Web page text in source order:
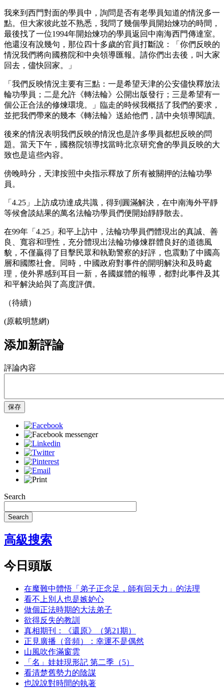
我來到西門對面的學員中，詢問是否有老學員知道的情況多一
點。但大家彼此並不熟悉，我問了幾個學員開始煉功的時間，
最後找了一位1994年開始煉功的學員返回中南海西門傳達室。
他還沒有說幾句，那位四十多歲的官員打斷說：「你們反映的
情況我們將向國務院和中央領導匯報。請你們出去後，叫大家
回去，儘快回家。」
「我們反映情況主要有三點：一是希望天津的公安儘快釋放法
輪功學員；二是允許《轉法輪》公開出版發行；三是希望有一
個公正合法的修煉環境。」臨走的時候我概括了我們的要求，
並把我們帶來的幾本《轉法輪》送給他們，請中央領導閱讀。
後來的情況表明我們反映的情況也是許多學員都想反映的問
題。當天下午，國務院領導找當時北京研究會的學員反映的大
致也是這些內容。
傍晚時分，天津按照中央指示釋放了所有被關押的法輪功學
員。
「4.25」上訪成功達成共識，得到圓滿解決，在中南海外平靜
等候會談結果的萬名法輪功學員們便開始靜靜散去。
在99年「4.25」和平上訪中，法輪功學員們體現出的真誠、善
良、寬容和理性，充分體現出法輪功修煉群體良好的道德風
貌，不僅贏得了目擊民眾和執勤警察的好評，也震動了中國高
層和國際社會。同時，中國政府對事件的開明解決和及時處
理，使外界感到耳目一新，各國媒體的報導，都對此事件及其
和平解決給與了高度評價。
（待續）
(原載明慧網)
添加新評論
評論內容
保存
Search
Search
高級搜索
今日頭版
在魔難中體悟「弟子正念足，師有回天力」的法理
看不上別人也是嫉妒心
做個正法時期的大法弟子
欲得反失的教訓
真相期刊：《還原》（第21期）
正見廣播（音頻）：幸運不是偶然
山風吹作滿窗雲
「名」娃娃現形記 第二季（5）
看清楚舊勢力的陰謀
也說說對時間的執著